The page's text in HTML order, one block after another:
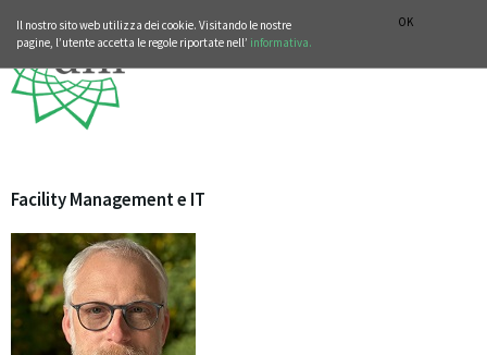
OK
Il nostro sito web utilizza dei cookie. Visitando le nostre
pagine, l’utente accetta le regole riportate nell’ informativa.
Facility Management e IT